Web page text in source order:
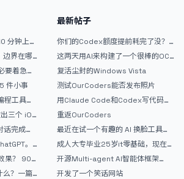
分钟上手
边界在哪
要着急放
件小事
程工具
新时代
三个 iOS
3 实
完成一
实战记录
。
90%
么？一篇
最新帖子
你们的Codex额度提前耗完了没？
戒断反应如何？
这两天用AI来构建了一个很棒的OC
论坛精华区
复活尘封的Windows Vista
测试OurCoders能否发布照片
用Claude Code和Codex写代码真
的爽，但是App怎么挣钱还是很难啊
重返OurCoders
最近在试一个有趣的 AI 换脸工具，
效果挺不错
成人大专毕业25岁it零基础，现在想
考软件设计师，有什么好的建议吗，
谢谢！
开源Multi-agent AI智能体框架
aevatar.ai，欢迎大家贡献代码
开发了一个笑话网站